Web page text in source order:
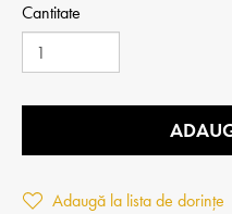
Cantitate
Adaugă la lista de dorințe